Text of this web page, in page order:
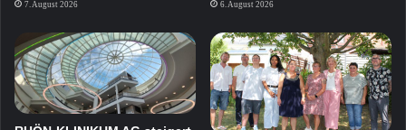
7. August 2026 6. August 2026